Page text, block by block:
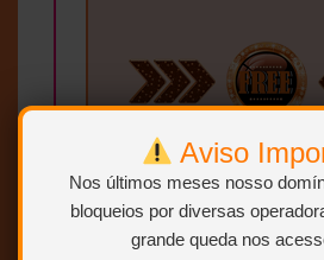
Aviso
Nos últimos meses nosso
bloqueios por diversas
grande queda nos
BAIXAR
Clique
“BAIXAR” e
redirecionado para a